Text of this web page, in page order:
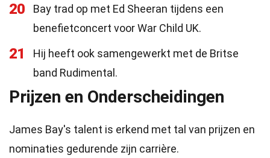
20
Bay trad op met Ed Sheeran tijdens een
benefietconcert voor War Child UK.
21
Hij heeft ook samengewerkt met de Britse
band Rudimental.
Prijzen en Onderscheidingen
James Bay's talent is erkend met tal van prijzen en
nominaties gedurende zijn carrière.